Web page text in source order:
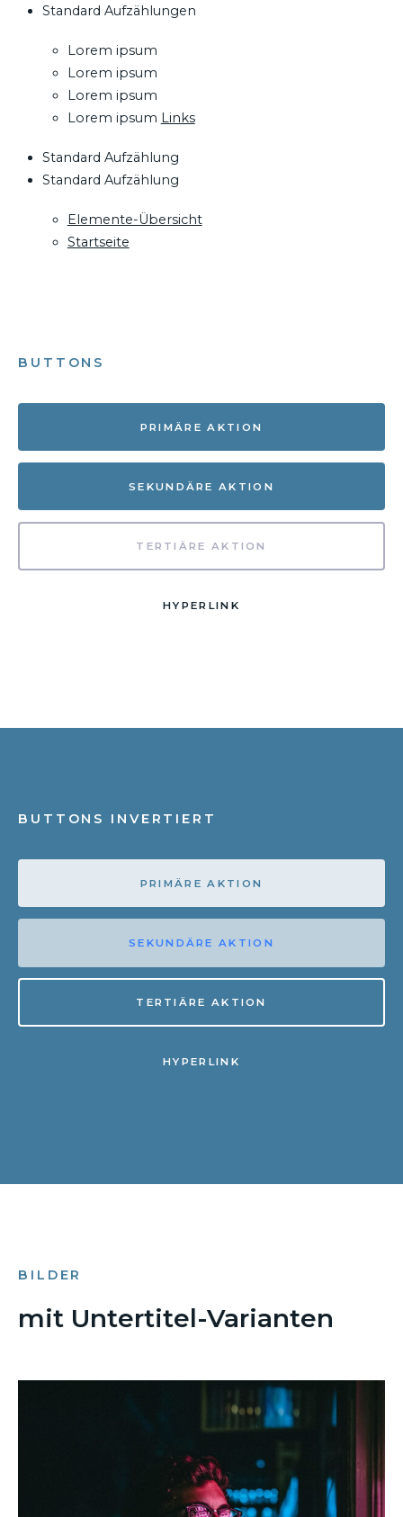
Standard Aufzählungen
Lorem ipsum
Lorem ipsum
Lorem ipsum
Lorem ipsum Links
Standard Aufzählung
Standard Aufzählung
Elemente-Übersicht
Startseite
BUTTONS
PRIMÄRE AKTION
SEKUNDÄRE AKTION
TERTIÄRE AKTION
HYPERLINK
BUTTONS INVERTIERT
PRIMÄRE AKTION
SEKUNDÄRE AKTION
TERTIÄRE AKTION
HYPERLINK
BILDER
mit Untertitel-Varianten